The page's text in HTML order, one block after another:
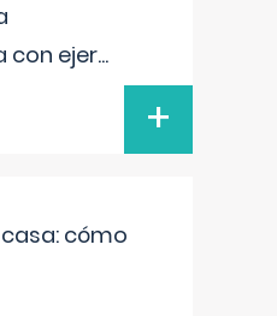
con ejer...
+
cómo